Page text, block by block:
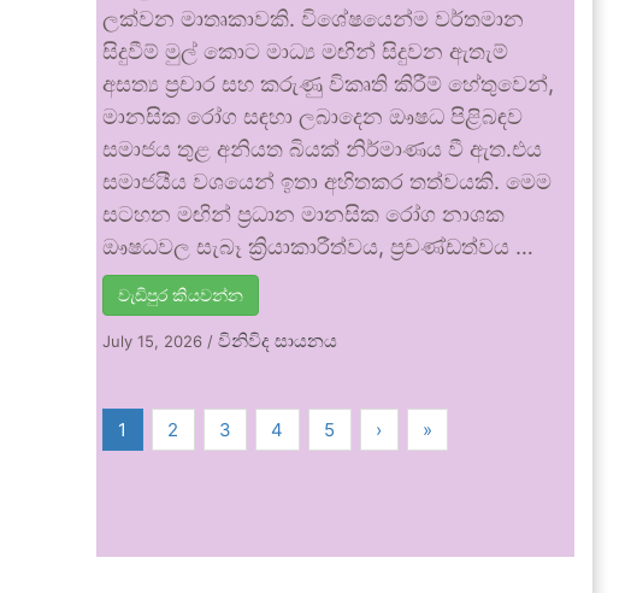
ලක්වන මාතෘකාවකි. විශේෂයෙන්ම වර්තමාන
සිදුවීම් මුල් කොට මාධ්‍ය මඟින් සිදුවන ඇතැම්
අසත්‍ය ප්‍රචාර සහ කරුණු විකෘති කිරීම් හේතුවෙන්,
මානසික රෝග සඳහා ලබාදෙන ඖෂධ පිළිබඳව
සමාජය තුළ අනියත බියක් නිර්මාණය වී ඇත.එය
සමාජයීය වශයෙන් ඉතා අහිතකර තත්වයකි. මෙම
සටහන මඟින් ප්‍රධාන මානසික රෝග නාශක
ඖෂධවල සැබෑ ක්‍රියාකාරීත්වය, ප්‍රචණ්ඩත්වය …
වැඩිපුර කියවන්න
July 15, 2026 /විනිවිද සායනය
1 2 3 4 5 › »